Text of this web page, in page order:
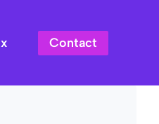
Contact